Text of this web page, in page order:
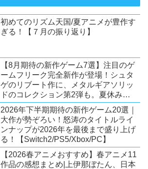
初めてのリズム天国/夏アニメが豊作す
ぎる！【７月の振り返り】
【8月期待の新作ゲーム7選】注目のゲ
ームフリーク完全新作が登場！シュタ
ゲのリブート作に、メタルギアソリッ
ドのコレクション第2弾も。夏休みを
盛り上げるタイトル大集合！
【Switch2/PS5/PC】
2026年下半期期待の新作ゲーム20選｜
大作が勢ぞろい！怒涛のタイトルライ
ンナップが2026年を最後まで盛り上げ
る！【Switch2/PS5/Xbox/PC】
【2026春アニメおすすめ】春アニメ11
作品の感想まとめ|上伊那ぼたん、日本